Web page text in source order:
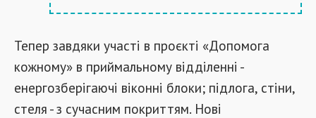
Тепер завдяки участі в проєкті «Допомога
кожному» в приймальному відділенні -
енергозберігаючі віконні блоки; підлога, стіни,
стеля - з сучасним покриттям. Нові